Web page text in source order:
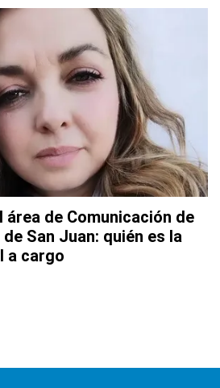
área de Comunicación de
San Juan: quién es la
a cargo